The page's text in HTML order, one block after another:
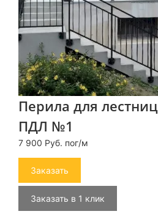
Перила для лестниц
ПДЛ №1
7 900 Руб. пог/м
Заказать
Заказать в 1 клик